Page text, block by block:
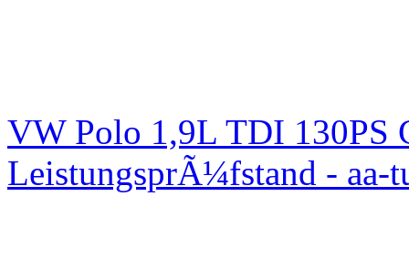
VW Polo 1,9L TDI 130PS
LeistungsprÃ¼fstand - aa-